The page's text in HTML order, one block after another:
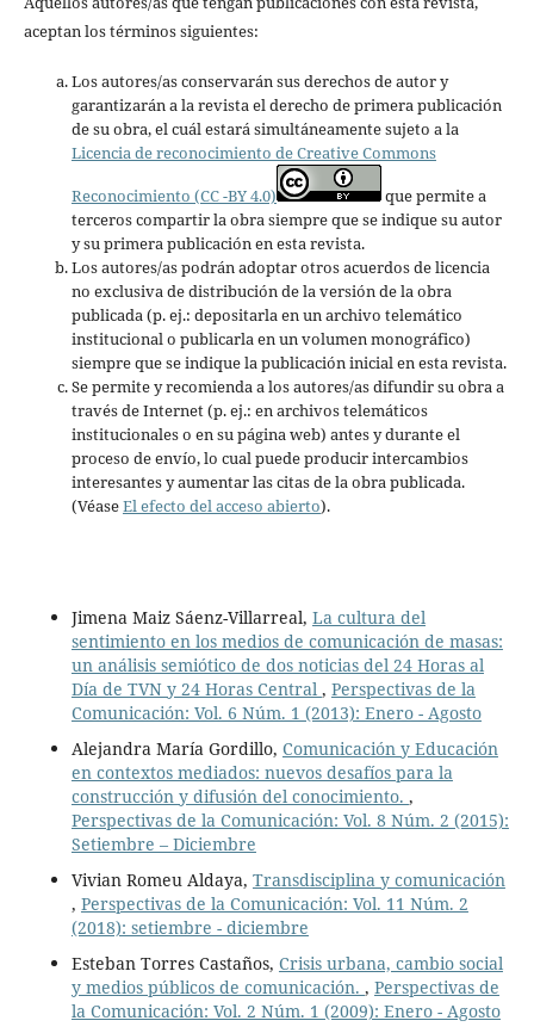
aceptan los términos siguientes:
Los autores/as conservarán sus derechos de autor y
garantizarán a la revista el derecho de primera publicación
de su obra, el cuál estará simultáneamente sujeto a la
Licencia de reconocimiento de Creative Commons
Reconocimiento (CC -BY 4.0)
que permite a
terceros compartir la obra siempre que se indique su autor
y su primera publicación en esta revista.
Los autores/as podrán adoptar otros acuerdos de licencia
no exclusiva de distribución de la versión de la obra
publicada (p. ej.: depositarla en un archivo telemático
institucional o publicarla en un volumen monográfico)
siempre que se indique la publicación inicial en esta revista.
Se permite y recomienda a los autores/as difundir su obra a
través de Internet (p. ej.: en archivos telemáticos
institucionales o en su página web) antes y durante el
proceso de envío, lo cual puede producir intercambios
interesantes y aumentar las citas de la obra publicada.
(VéaseEl efecto del acceso abierto).
Jimena Maiz Sáenz-Villarreal, La cultura del
sentimiento en los medios de comunicación de masas:
un análisis semiótico de dos noticias del 24 Horas al
Día de TVN y 24 Horas Central , Perspectivas de la
Comunicación: Vol. 6 Núm. 1 (2013): Enero - Agosto
Alejandra María Gordillo, Comunicación y Educación
en contextos mediados: nuevos desafíos para la
construcción y difusión del conocimiento. ,
Perspectivas de la Comunicación: Vol. 8 Núm. 2 (2015):
Setiembre – Diciembre
Vivian Romeu Aldaya, Transdisciplina y comunicación
, Perspectivas de la Comunicación: Vol. 11 Núm. 2
(2018): setiembre - diciembre
Esteban Torres Castaños, Crisis urbana, cambio social
y medios públicos de comunicación. , Perspectivas de
la Comunicación: Vol. 2 Núm. 1 (2009): Enero - Agosto